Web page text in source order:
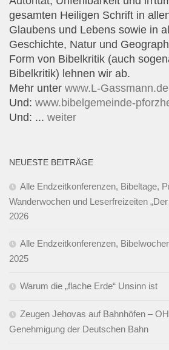
gesamten Heiligen Schrift in
Glaubens und Lebens sowie in
Geschichte, Natur und
Form von Bibelkritik (auch
Bibelkritik) lehnen wir ab.
Mehr unter www.L-Gassmann.de
Und: www.bibelgemeinde-
Und: ... weiter
NEUESTE BEITRÄGE
Alle Endzeitkonferenzen, Bibeltage,
Wanderwochen und Leserfreizeiten
2026
Alle Endzeitkonferenzen,
2025
Warum die „flache Erde“ Unsinn ist
Zeugen Jehovas auf Bahnhöfen –
Genehmigung der Deutschen Bahn